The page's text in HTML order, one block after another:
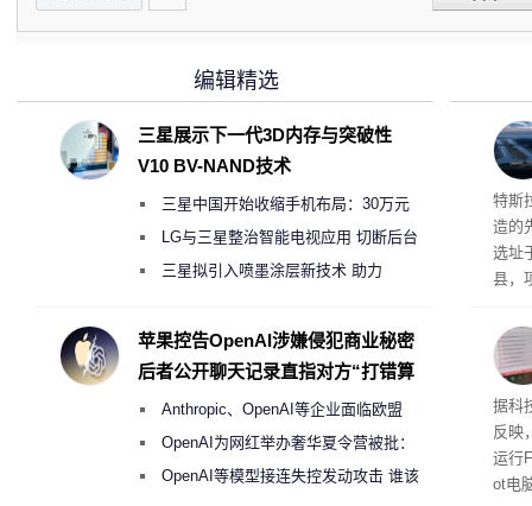
特斯
造的
选址
县，
在
疑
建
超 1
患
据科
反映
运行
ot电
编辑精选
三星展示下一代3D内存与突破性
V10 BV-NAND技术
三星中国开始收缩手机布局：30万元
月销售额不达标门店 将被逐步清退
LG与三星整治智能电视应用 切断后台
偷偷共享带宽的违规行为
三星拟引入喷墨涂层新技术 助力
度
苹果控告OpenAI涉嫌侵犯商业秘密
后者公开聊天记录直指对方“打错算
Anthropic、OpenAI等企业面临欧盟
《人工智能法案》全新执法权限审查
OpenAI为网红举办奢华夏令营被批：
2000美元一晚 遭讽“反乌托邦”
OpenAI等模型接连失控发动攻击 谁该